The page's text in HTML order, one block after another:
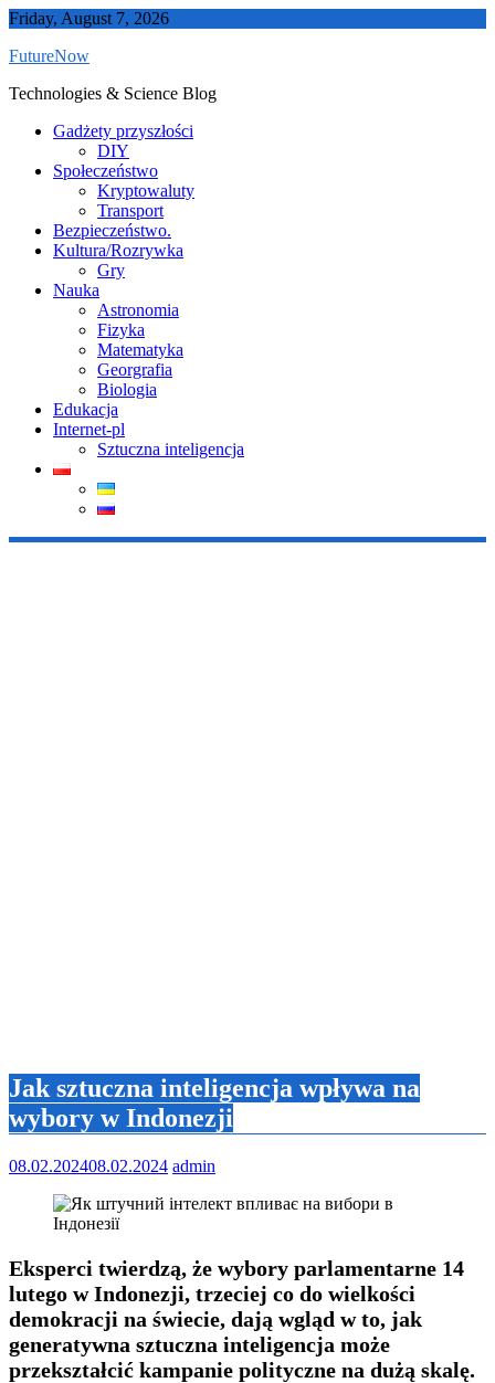
Skip
content
Friday, August 7, 2026
FutureNow
Technologies & Science Blog
Gadżety przyszłości
DIY
Społeczeństwo
Kryptowaluty
Transport
Bezpieczeństwo.
Kultura/Rozrywka
Gry
Nauka
Astronomia
Fizyka
Matematyka
Georgrafia
Biologia
Edukacja
Internet-pl
Sztuczna inteligencja
Jak sztuczna inteligencja wpływa na
wybory w Indonezji
08.02.202408.02.2024 admin
Eksperci twierdzą, że wybory parlamentarne 14
lutego w Indonezji, trzeciej co do wielkości
demokracji na świecie, dają wgląd w to, jak
generatywna sztuczna inteligencja może
przekształcić kampanie polityczne na dużą skalę.